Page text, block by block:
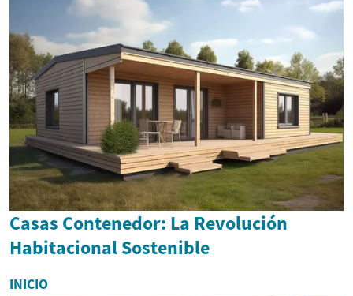
Casas Contenedor: La Revolución
Habitacional Sostenible
INICIO